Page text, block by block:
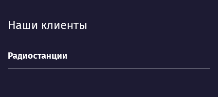
Наши клиенты
Радиостанции